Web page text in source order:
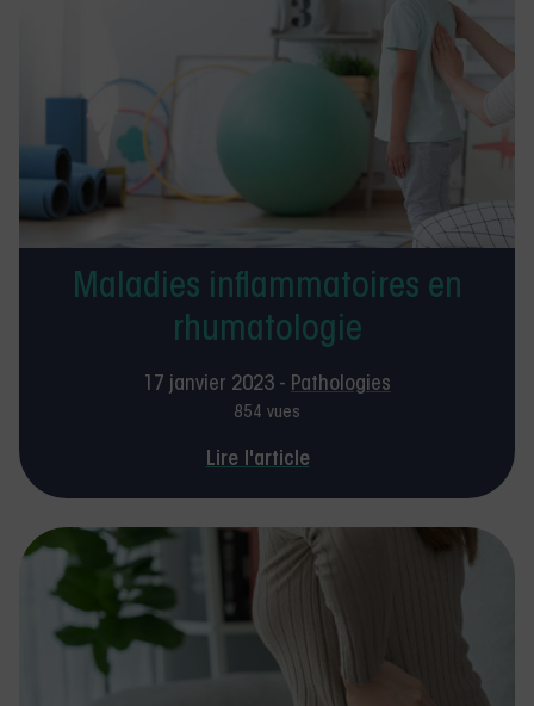
Maladies inflammatoires en
rhumatologie
17 janvier 2023 - Pathologies
854 vues
Lire l'article